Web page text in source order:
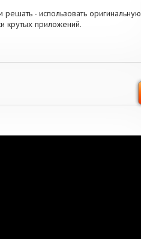
- использовать оригинальную
крутых приложений.